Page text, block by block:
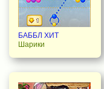
БАББЛ ХИТ
Шарики